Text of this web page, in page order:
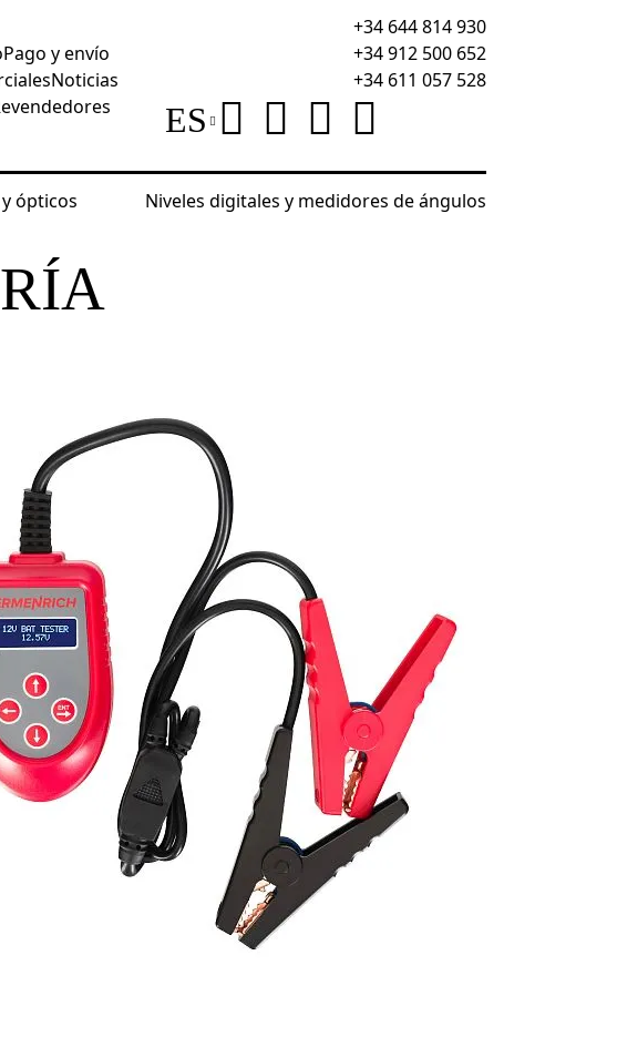
Pago y envío
Noticias
+34 644 814 930
+34 912 500 652
+34 611 057 528
ES
ópticos
Niveles digitales y medidores de ángulos
corriente automotriz Comprobador de batería Ermenrich Zing